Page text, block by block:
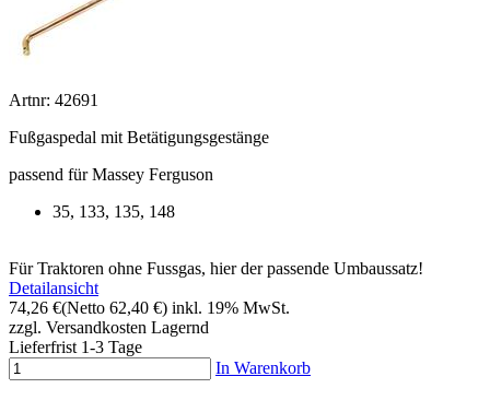
Artnr: 42691
Fußgaspedal mit Betätigungsgestänge
passend für Massey Ferguson
35, 133, 135, 148
Für Traktoren ohne Fussgas, hier der passende Umbaussatz!
Detailansicht
74,26 €(Netto 62,40 €) inkl. 19% MwSt.
zzgl. Versandkosten Lagernd
Lieferfrist 1-3 Tage
In Warenkorb